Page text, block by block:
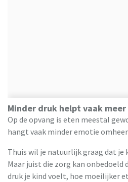
Minder druk helpt vaak meer
Op de opvang is eten meestal
hangt vaak minder emotie
Thuis wil je natuurlijk graag dat je
Maar juist die zorg kan onbedoeld
druk je kind voelt, hoe moeilijker